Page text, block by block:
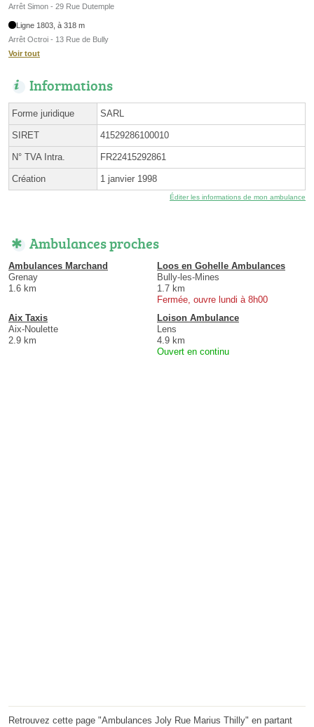
Arrêt Simon - 29 Rue Dutemple
Ligne 1803, à 318 m
Arrêt Octroi - 13 Rue de Bully
Voir tout
Informations
Forme juridique SARL
SIRET 41529286100010
N° TVA Intra. FR22415292861
Création 1 janvier 1998
Éditer les informations de mon ambulance
Ambulances proches
Ambulances Marchand
Grenay
1.6 km
Loos en Gohelle Ambulances
Bully-les-Mines
1.7 km
Fermée, ouvre lundi à 8h00
Aix Taxis
Aix-Noulette
2.9 km
Loison Ambulance
Lens
4.9 km
Ouvert en continu
Retrouvez cette page "Ambulances Joly Rue Marius Thilly" en partant